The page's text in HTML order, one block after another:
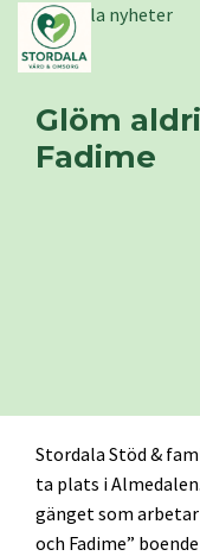
Stordala nyheter
Glöm
Fadime
Stordala Stöd &
ta plats i
gänget som
och Fadime”